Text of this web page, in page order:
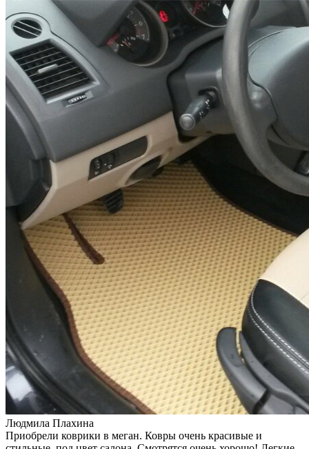
Людмила Плахина
Приобрели коврики в меган. Ковры очень красивые и